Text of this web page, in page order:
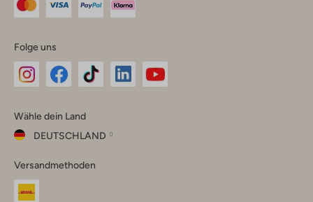
Folge uns
Instagram
Facebook
TikTok
Wähle dein Land
DEUTSCHLAND
dein
Land
Versandmethoden